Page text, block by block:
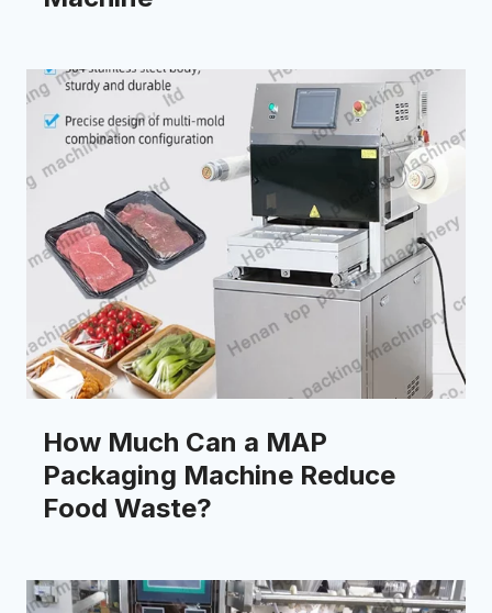
How Much Can a MAP
Packaging Machine Reduce
Food Waste?